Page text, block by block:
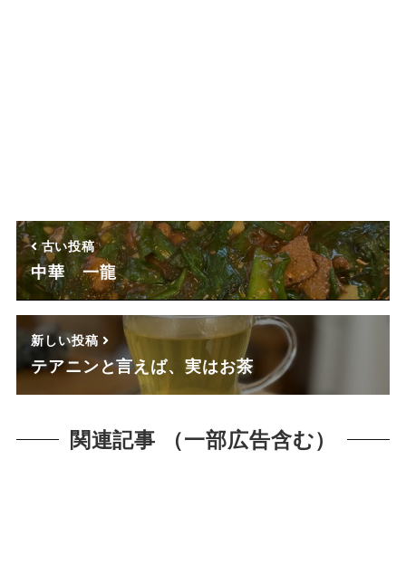
古い投稿
中華 一龍
新しい投稿
テアニンと言えば、実はお茶
関連記事 （一部広告含む）